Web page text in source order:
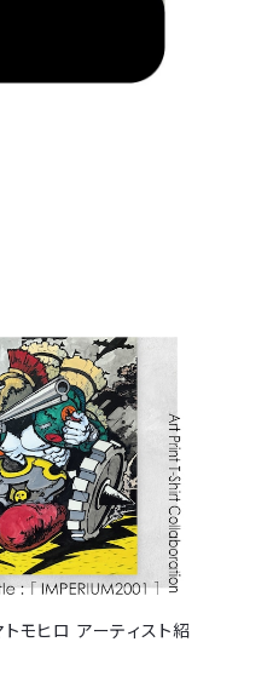
モヒロ アーティスト紹